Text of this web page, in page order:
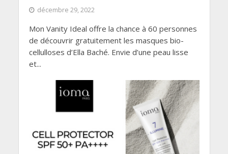
décembre 29, 2022
Mon Vanity Ideal offre la chance à 60 personnes
de découvrir gratuitement les masques bio-
cellulloses d’Ella Baché. Envie d’une peau lisse
et...